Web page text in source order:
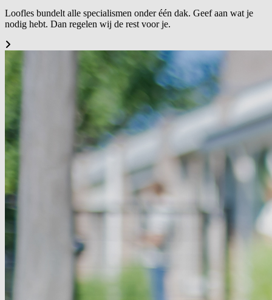
Loofles bundelt alle specialismen onder één dak. Geef aan wat je
nodig hebt. Dan regelen wij de rest voor je.